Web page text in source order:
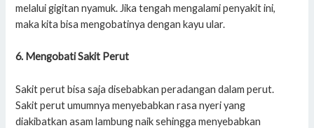
melalui gigitan nyamuk. Jika tengah mengalami penyakit ini,
maka kita bisa mengobatinya dengan kayu ular.
6. Mengobati Sakit Perut
Sakit perut bisa saja disebabkan peradangan dalam perut.
Sakit perut umumnya menyebabkan rasa nyeri yang
diakibatkan asam lambung naik sehingga menyebabkan